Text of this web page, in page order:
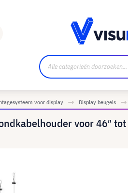
voor display Display beugels
voor 46″